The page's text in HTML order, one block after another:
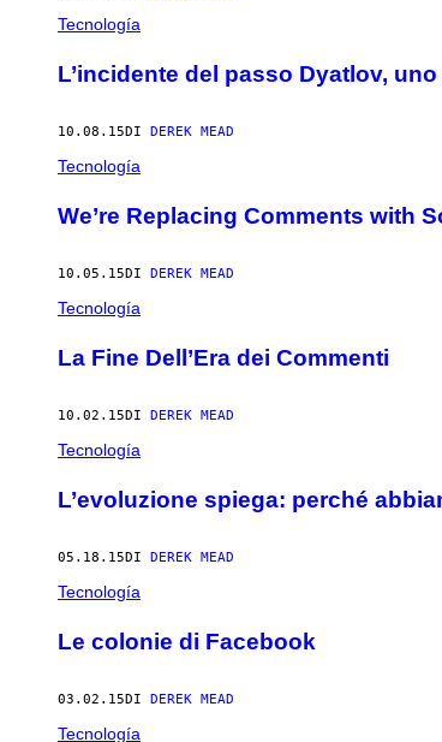
Tecnología
L’incidente del passo Dyatlov,
10.08.15DI DEREK MEAD
Tecnología
We’re Replacing Comments with
10.05.15DI DEREK MEAD
Tecnología
La Fine Dell’Era dei Commenti
10.02.15DI DEREK MEAD
Tecnología
L’evoluzione spiega: perché
05.18.15DI DEREK MEAD
Tecnología
Le colonie di Facebook
03.02.15DI DEREK MEAD
Tecnología